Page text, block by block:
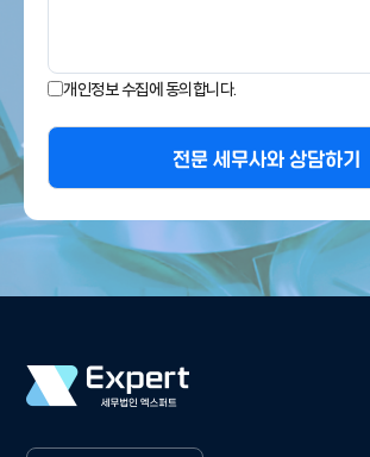
개인정보 수집에 동의합니다.
전문 세무사와 상담하기